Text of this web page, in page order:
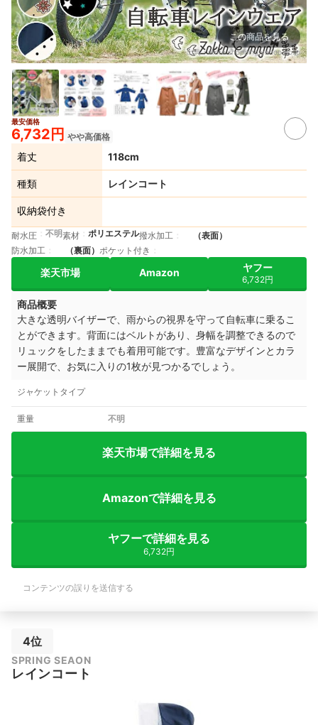
この商品を見る
出典：store.shopping.yahoo.co.jp
最安価格
6,732円 やや高価格
着丈 118cm
種類 レインコート
収納袋付き
耐水圧 不明素材 ポリエステル撥水加工
（表面）
防水加工
（裏面） ポケット付き
楽天市場 Amazon ヤフー
6,732円
商品概要
大きな透明バイザーで、雨からの視界を守って自転車に乗るこ
とができます。背面にはベルトがあり、身幅を調整できるので
リュックをしたままでも着用可能です。豊富なデザインとカラ
ー展開で、お気に入りの1枚が見つかるでしょう。
ジャケットタイプ
重量 不明
楽天市場で詳細を見る
Amazonで詳細を見る
ヤフーで詳細を見る
6,732円
コンテンツの誤りを送信する
4位
SPRING SEAON
レインコート